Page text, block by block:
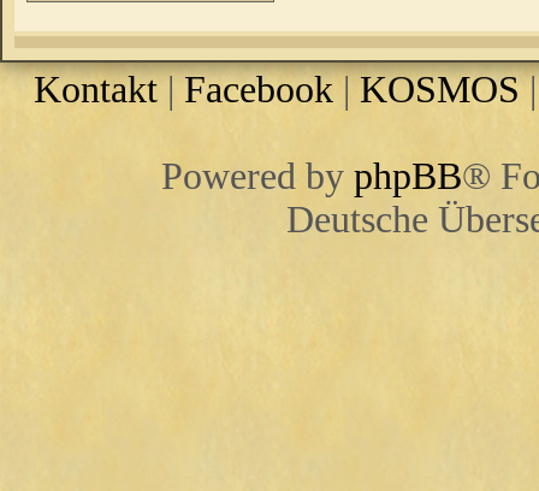
Kontakt | Facebook |KOSMOS
Powered by phpBB®
Deutsche